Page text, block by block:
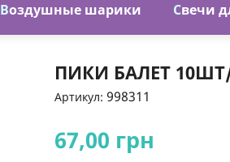
Воздушные шарики Свечи
ПИКИ БАЛЕТ
Артикул: 998311
67,00 грн